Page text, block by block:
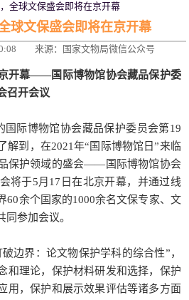
全球文保盛会即将在京开幕
球文保盛会即将在京开幕
来源：国家文物局微信公众号
开幕——国际博物馆协会藏品保护委
召开会议
际博物馆协会藏品保护委员会第19
解到，在2021年“国际博物馆日”来临
保护领域的盛会——国际博物馆协会
将于5月17日在北京开幕，并通过线
60余个国家的1000余名文保专家、文
参加会议。
界：论文物保护学科的综合性”，
和理论，保护材料研发和选择，保护
用，保护和展示效果评估等诸多方面